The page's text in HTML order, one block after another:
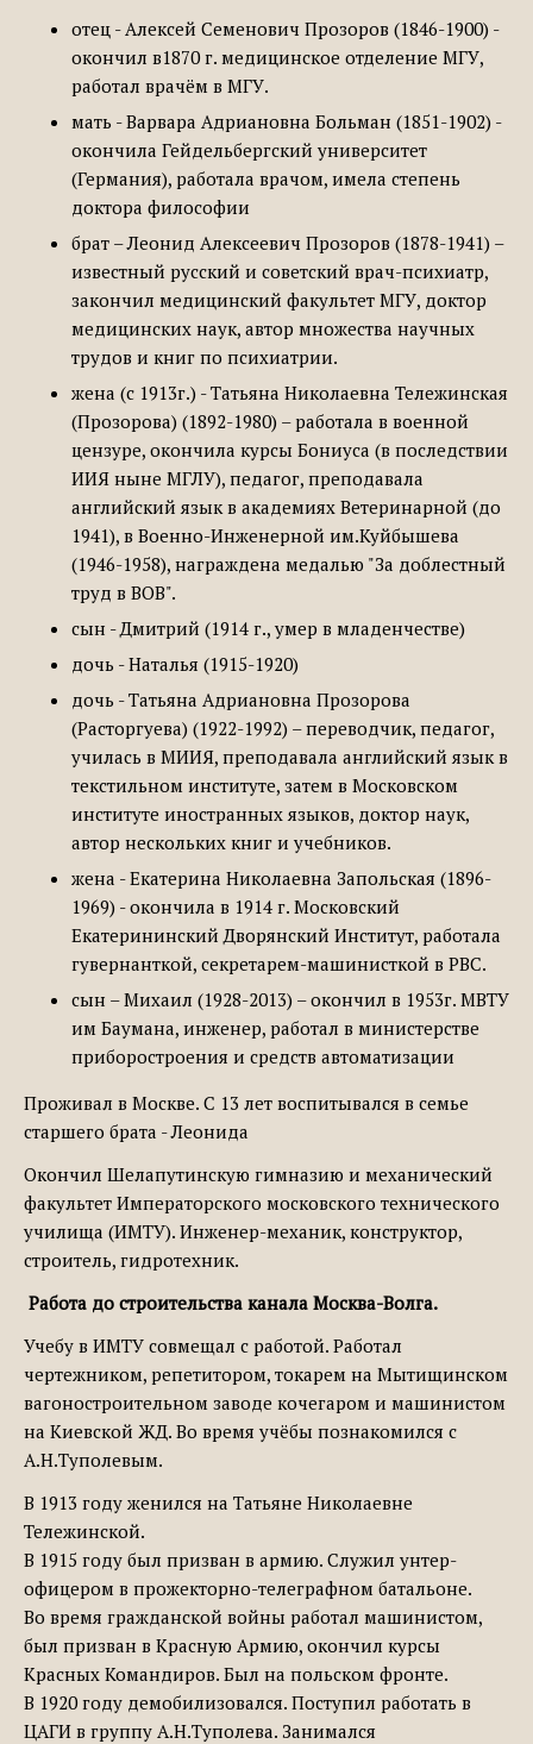
отец - Алексей Семенович Прозоров (1846-1900) -
окончил в1870 г. медицинское отделение МГУ,
работал врачём в МГУ.
мать - Варвара Адриановна Больман (1851-1902) -
окончила Гейдельбергский университет
(Германия), работала врачом, имела степень
доктора философии
брат – Леонид Алексеевич Прозоров (1878-1941) –
известный русский и советский врач-психиатр,
закончил медицинский факультет МГУ, доктор
медицинских наук, автор множества научных
трудов и книг по психиатрии.
жена (с 1913г.) - Татьяна Николаевна Тележинская
(Прозорова) (1892-1980) – работала в военной
цензуре, окончила курсы Бониуса (в последствии
ИИЯ ныне МГЛУ), педагог, преподавала
английский язык в академиях Ветеринарной (до
1941), в Военно-Инженерной им.Куйбышева
(1946-1958), награждена медалью "За доблестный
труд в ВОВ".
сын - Дмитрий (1914 г., умер в младенчестве)
дочь - Наталья (1915-1920)
дочь - Татьяна Адриановна Прозорова
(Расторгуева) (1922-1992) – переводчик, педагог,
училась в МИИЯ, преподавала английский язык в
текстильном институте, затем в Московском
институте иностранных языков, доктор наук,
автор нескольких книг и учебников.
жена - Екатерина Николаевна Запольская (1896-
1969) - окончила в 1914 г. Московский
Екатерининский Дворянский Институт, работала
гувернанткой, секретарем-машинисткой в РВС.
сын – Михаил (1928-2013) – окончил в 1953г. МВТУ
им Баумана, инженер, работал в министерстве
приборостроения и средств автоматизации
Проживал в Москве. С 13 лет воспитывался в семье
старшего брата - Леонида
Окончил Шелапутинскую гимназию и механический
факультет Императорского московского технического
училища (ИМТУ). Инженер-механик, конструктор,
строитель, гидротехник.
Работа до строительства канала Москва-Волга.
Учебу в ИМТУ совмещал с работой. Работал
чертежником, репетитором, токарем на Мытищинском
вагоностроительном заводе кочегаром и машинистом
на Киевской ЖД. Во время учёбы познакомился с
А.Н.Туполевым.
В 1913 году женился на Татьяне Николаевне
Тележинской.
В 1915 году был призван в армию. Служил унтер-
офицером в прожекторно-телеграфном батальоне.
Во время гражданской войны работал машинистом,
был призван в Красную Армию, окончил курсы
Красных Командиров. Был на польском фронте.
В 1920 году демобилизовался. Поступил работать в
ЦАГИ в группу А.Н.Туполева. Занимался